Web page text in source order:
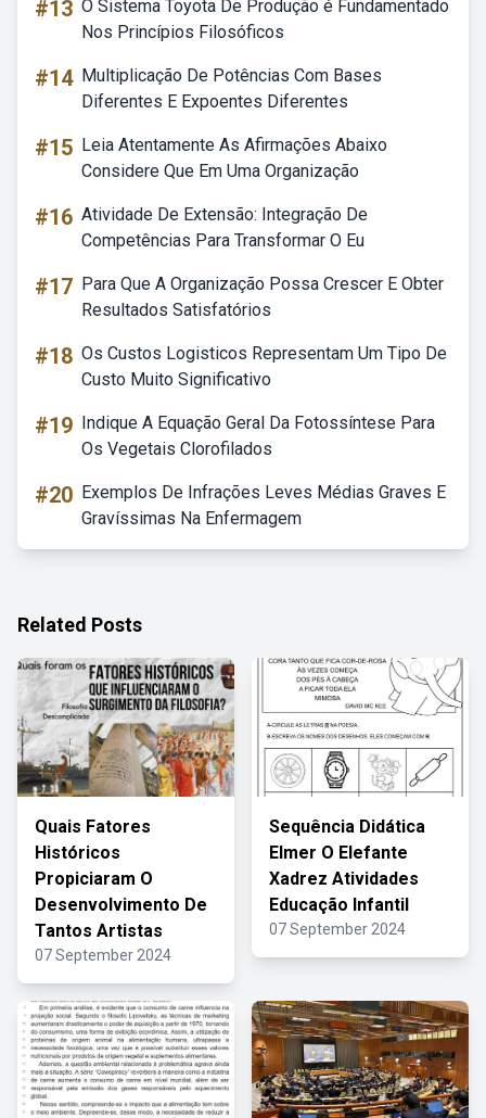
#13 O Sistema Toyota De Produção é Fundamentado
Nos Princípios Filosóficos
#14 Multiplicação De Potências Com Bases
Diferentes E Expoentes Diferentes
#15 Leia Atentamente As Afirmações Abaixo
Considere Que Em Uma Organização
#16 Atividade De Extensão: Integração De
Competências Para Transformar O Eu
#17 Para Que A Organização Possa Crescer E Obter
Resultados Satisfatórios
#18 Os Custos Logisticos Representam Um Tipo De
Custo Muito Significativo
#19 Indique A Equação Geral Da Fotossíntese Para
Os Vegetais Clorofilados
#20 Exemplos De Infrações Leves Médias Graves E
Gravíssimas Na Enfermagem
Related Posts
Quais Fatores
Históricos
Propiciaram O
Desenvolvimento De
Tantos Artistas
07 September 2024
Sequência Didática
Elmer O Elefante
Xadrez Atividades
Educação Infantil
07 September 2024